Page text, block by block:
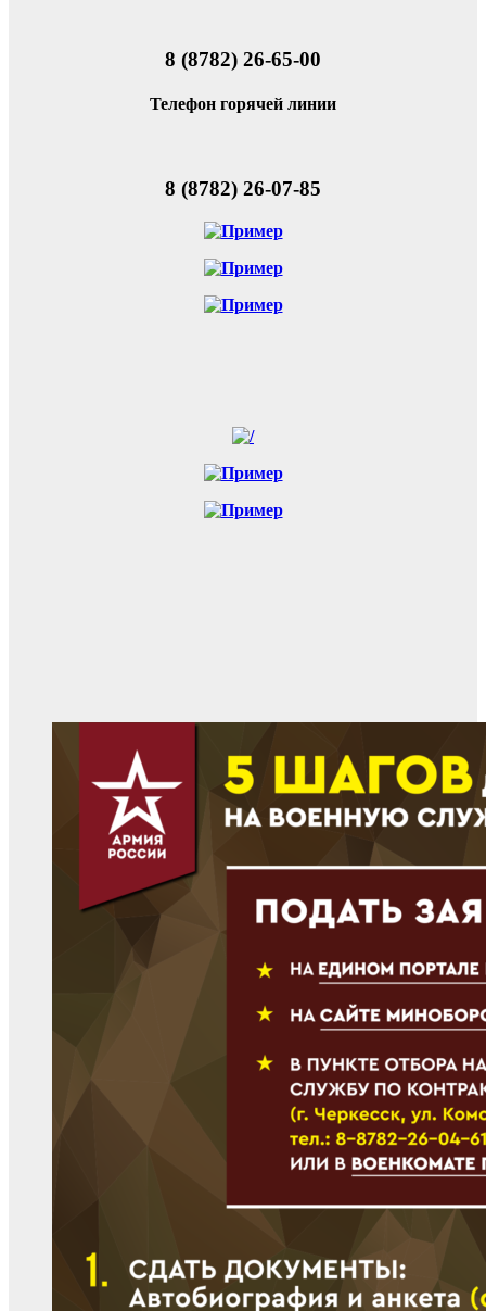
8 (8782) 26-65-00
Телефон горячей линии
8 (8782) 26-07-85